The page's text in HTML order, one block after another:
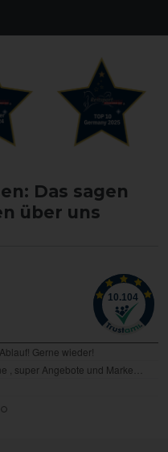
Das sagen
über uns